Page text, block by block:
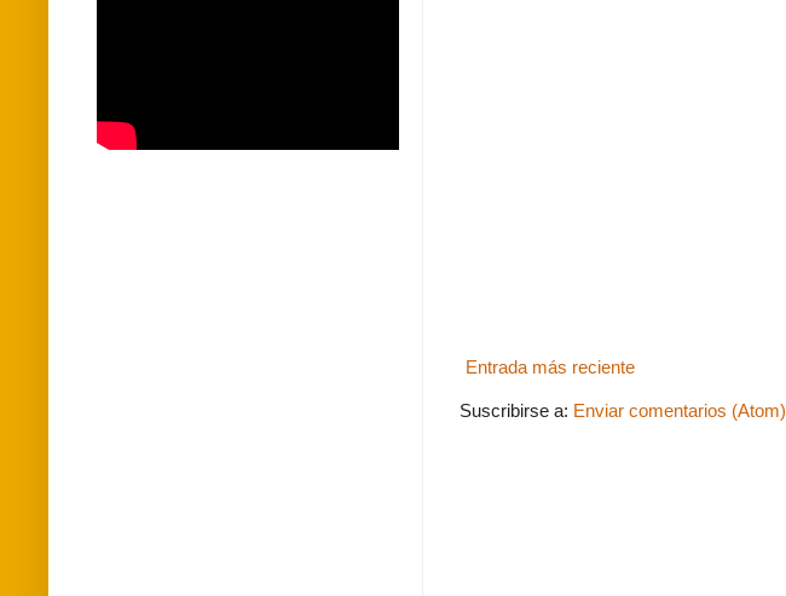
Entrada más reciente
Suscribirse a: Enviar comentarios (Atom)